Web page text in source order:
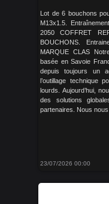
Lot de 6 bouchons
M13x1.5.
2050 COFFRET
BOUCHONS.
MARQUE CLAS
basée en Savoie
depuis toujours un
l’outillage technique
lourds. Aujourd’hui,
des solutions
partenaires. Nous
23/07/2026 00:00